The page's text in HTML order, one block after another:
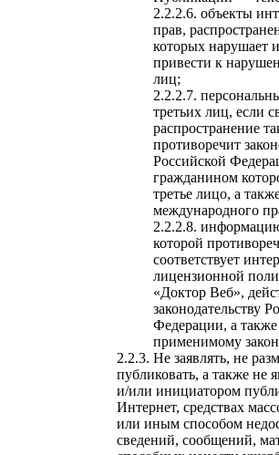
объекты
прав,
которых нарушает
привести к
лиц;
третьих лиц, если
распространение
противоречит
Российской
гражданином
третье лицо, а
международного
которой
соответствует
лицензионной
«Доктор Веб»,
законодательству
Федерации, а
применимому
Не заявлять, не
публиковать, а также не
и/или инициатором
Интернет, средствах
или иным способом
сведений, сообщений,